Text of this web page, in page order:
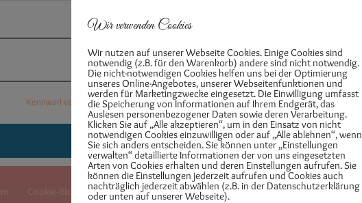
Kennwort vergessen?
Cookie-Richtlinie (EU) AGB
Wir verwenden Cookies
Wir nutzen auf unserer Webseite Cookies. Einige Cookies sind
notwendig (z.B. für den Warenkorb) andere sind nicht notwendig.
Die nicht-notwendigen Cookies helfen uns bei der Optimierung
unseres Online-Angebotes, unserer Webseitenfunktionen und
werden für Marketingzwecke eingesetzt. Die Einwilligung umfasst
die Speicherung von Informationen auf Ihrem Endgerät, das
Auslesen personenbezogener Daten sowie deren Verarbeitung.
Klicken Sie auf „Alle akzeptieren“, um in den Einsatz von nicht
notwendigen Cookies einzuwilligen oder auf „Alle ablehnen“, wenn
Sie sich anders entscheiden. Sie können unter „Einstellungen
verwalten“ detaillierte Informationen der von uns eingesetzten
Arten von Cookies erhalten und deren Einstellungen aufrufen. Sie
können die Einstellungen jederzeit aufrufen und Cookies auch
nachträglich jederzeit abwählen (z.B. in der Datenschutzerklärung
oder unten auf unserer Webseite).